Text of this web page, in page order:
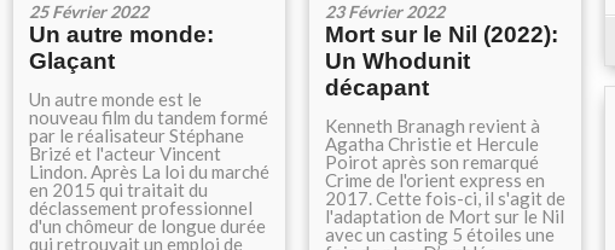
25 Février 2022
Un autre monde:
Glaçant
Un autre monde est le
nouveau film du tandem formé
par le réalisateur Stéphane
Brizé et l'acteur Vincent
Lindon. Après La loi du marché
en 2015 qui traitait du
déclassement professionnel
d'un chômeur de longue durée
qui retrouvait un emploi de
23 Février 2022
Mort sur le Nil (2022):
Un Whodunit
décapant
Kenneth Branagh revient à
Agatha Christie et Hercule
Poirot après son remarqué
Crime de l'orient express en
2017. Cette fois-ci, il s'agit de
l'adaptation de Mort sur le Nil
avec un casting 5 étoiles une